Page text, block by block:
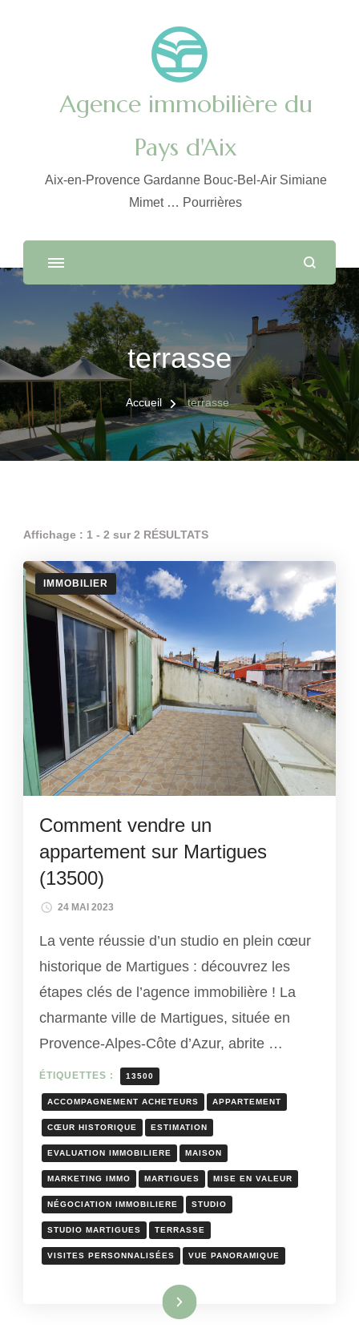
Agence immobilière du
Pays d'Aix
Aix-en-Provence Gardanne Bouc-Bel-Air Simiane
Mimet … Pourrières
terrasse
Accueil terrasse
Affichage : 1 - 2 sur 2 RÉSULTATS
IMMOBILIER
Comment vendre un
appartement sur Martigues
(13500)
24 MAI 2023
La vente réussie d’un studio en plein cœur
historique de Martigues : découvrez les
étapes clés de l’agence immobilière ! La
charmante ville de Martigues, située en
Provence-Alpes-Côte d’Azur, abrite …
ÉTIQUETTES : 13500
ACCOMPAGNEMENT ACHETEURS APPARTEMENT
CŒUR HISTORIQUE ESTIMATION
EVALUATION IMMOBILIERE MAISON
MARKETING IMMO MARTIGUES MISE EN VALEUR
NÉGOCIATION IMMOBILIERE STUDIO
STUDIO MARTIGUES TERRASSE
VISITES PERSONNALISÉES VUE PANORAMIQUE
Lire la suite